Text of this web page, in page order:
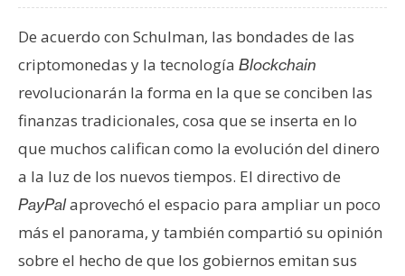
r
s
o
C
n
t
a
c
De acuerdo con Schulman, las bondades de las
criptomonedas y la tecnología Blockchain
revolucionarán la forma en la que se conciben las
finanzas tradicionales, cosa que se inserta en lo
que muchos califican como la evolución del dinero
a la luz de los nuevos tiempos. El directivo de
PayPalaprovechó el espacio para ampliar un poco
más el panorama, y también compartió su opinión
sobre el hecho de que los gobiernos emitan sus